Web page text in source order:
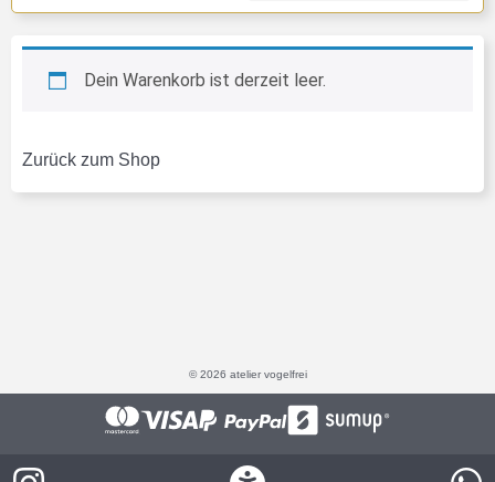
Dein Warenkorb ist derzeit leer.
Zurück zum Shop
© 2026 atelier vogelfrei